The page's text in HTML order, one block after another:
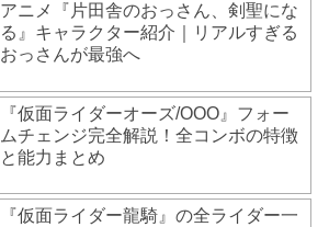
アニメ『片田舎のおっさん、剣聖にな
る』キャラクター紹介｜リアルすぎる
おっさんが最強へ
『仮面ライダーオーズ/OOO』フォー
ムチェンジ完全解説！全コンボの特徴
と能力まとめ
『仮面ライダー龍騎』の全ライダー一